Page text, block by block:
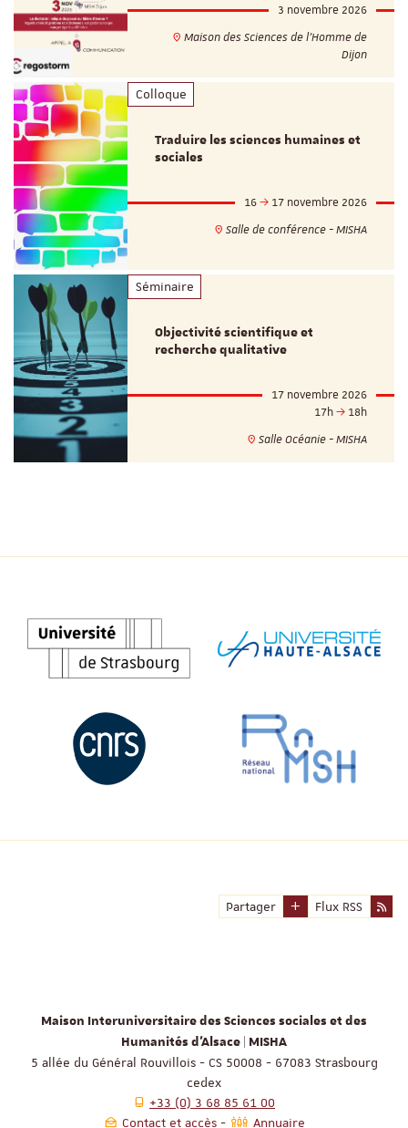
3 novembre 2026
Maison des Sciences de l'Homme de
Dijon
Colloque
Traduire les sciences humaines et
sociales
16
17 novembre 2026
Salle de conférence - MISHA
Séminaire
Objectivité scientifique et
recherche qualitative
17 novembre 2026
17h
18h
Salle Océanie - MISHA
Partager Flux RSS
Maison Interuniversitaire des Sciences sociales et des
Humanités d'Alsace | MISHA
5 allée du Général Rouvillois - CS 50008 - 67083 Strasbourg
cedex
+33 (0) 3 68 85 61 00
Contact et accès
Annuaire